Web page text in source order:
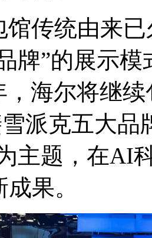
馆传统由来
牌”的展示
，海尔将继
雪派克五大
主题，在AI
果。